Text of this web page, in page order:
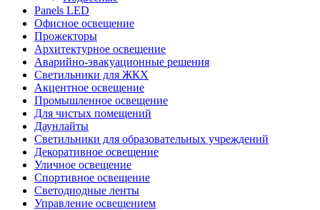
Panels LED
Офисное освещение
Прожекторы
Архитектурное освещение
Аварийно-эвакуационные решения
Светильники для ЖКХ
Акцентное освещение
Промышленное освещение
Для чистых помещений
Даунлайты
Светильники для образовательных учреждений
Декоративное освещение
Уличное освещение
Спортивное освещение
Светодиодные ленты
Управление освещением